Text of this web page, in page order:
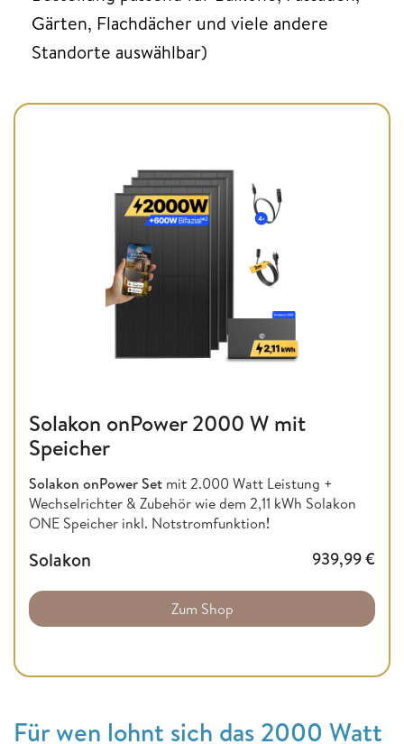
Gärten, Flachdächer und viele andere
Standorte auswählbar)
Solakon onPower 2000 W mit
Speicher
Solakon onPower Set mit 2.000 Watt Leistung +
Wechselrichter & Zubehör wie dem 2,11 kWh Solakon
ONE Speicher inkl. Notstromfunktion!
Solakon 939,99€
Zum Shop
Für wen lohnt sich das 2000 Watt